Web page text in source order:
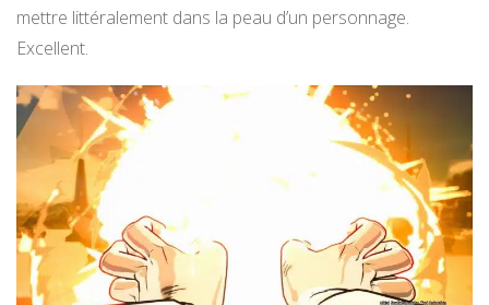
mettre littéralement dans la peau d’un personnage.
Excellent.